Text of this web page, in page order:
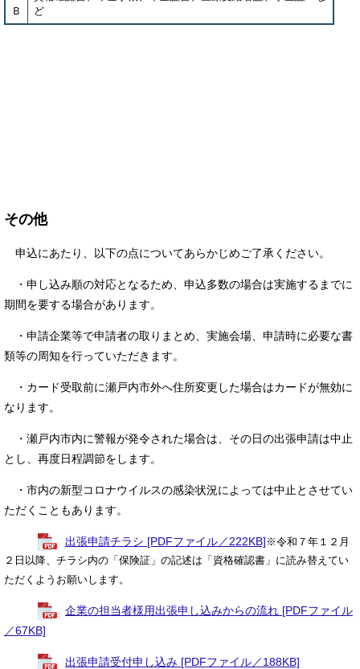
Ｂ
ど
その他
申込にあたり、以下の点についてあらかじめご了承ください。
・申し込み順の対応となるため、申込多数の場合は実施するまでに
期間を要する場合があります。
・申請企業等で申請者の取りまとめ、実施会場、申請時に必要な書
類等の周知を行っていただきます。
・カード受取前に瀬戸内市外へ住所変更した場合はカードが無効に
なります。
・瀬戸内市内に警報が発令された場合は、その日の出張申請は中止
とし、再度日程調節をします。
・市内の新型コロナウイルスの感染状況によっては中止とさせてい
ただくこともあります。
出張申請チラシ [PDFファイル／222KB] ※令和７年１２月
２日以降、チラシ内の「保険証」の記述は「資格確認書」に読み替えてい
ただくようお願いします。
企業の担当者様用出張申し込みからの流れ [PDFファイル
／67KB]
出張申請受付申し込み [PDFファイル／188KB]